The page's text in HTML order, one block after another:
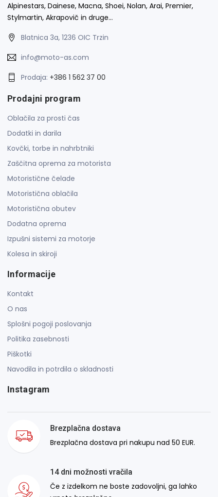
Alpinestars, Dainese, Macna, Shoei, Nolan, Arai, Premier,
Stylmartin, Akrapovič in druge…
Blatnica 3a, 1236 OIC Trzin
info@moto-as.com
Prodaja: +386 1 562 37 00
Prodajni program
Oblačila za prosti čas
Dodatki in darila
Kovčki, torbe in nahrbtniki
Zaščitna oprema za motorista
Motoristične čelade
Motoristična oblačila
Motoristična obutev
Dodatna oprema
Izpušni sistemi za motorje
Kolesa in skiroji
Informacije
Kontakt
O nas
Splošni pogoji poslovanja
Politika zasebnosti
Piškotki
Navodila in potrdila o skladnosti
Instagram
Brezplačna dostava
Brezplačna dostava pri nakupu nad 50 EUR.
14 dni možnosti vračila
Če z izdelkom ne boste zadovoljni, ga lahko